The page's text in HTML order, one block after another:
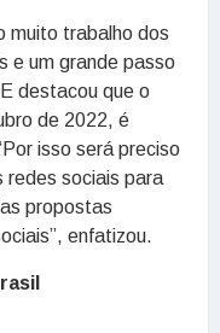
muito trabalho dos
e um grande passo
destacou que o
de 2022, é
isso será preciso
redes sociais para
propostas
enfatizou.